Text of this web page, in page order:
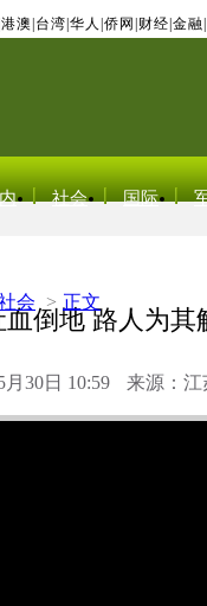
港澳 台湾 华人 侨网 财经 金融
社会 国际
会 > 正文
倒地 路人为其
30日 10:59 来源：江